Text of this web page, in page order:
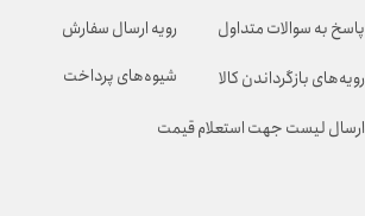
رویه ارسال سفارش
شیوه‌های پرداخت
پاسخ به سوالات متداول
رویه‌های بازگرداندن کالا
ارسال لیست جهت استعلام قیمت